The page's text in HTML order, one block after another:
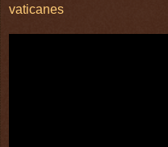
vaticanes